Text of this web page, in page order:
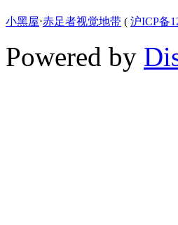
小黑屋⋅赤足者视觉地带 ( 沪ICP备
Powered by